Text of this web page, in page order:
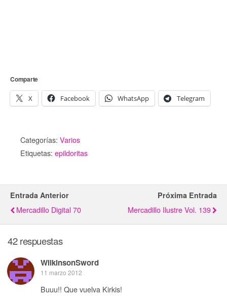
Comparte
X Facebook WhatsApp Telegram
Categorías: Varios
Etiquetas: epildoritas
Entrada Anterior
Mercadillo Digital 70
Próxima Entrada
Mercadillo Ilustre Vol. 139
42 respuestas
WilkinsonSword
11 marzo 2012
Buuu!! Que vuelva Kirkis!